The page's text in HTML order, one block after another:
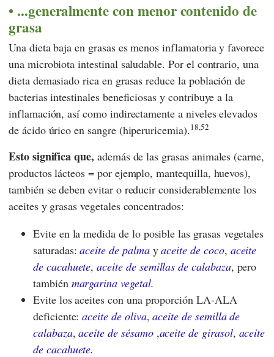
...generalmente con menor contenido de
grasa
Una dieta baja en grasas es menos inflamatoria y favorece
una microbiota intestinal saludable. Por el contrario, una
dieta demasiado rica en grasas reduce la población de
bacterias intestinales beneficiosas y contribuye a la
inflamación, así como indirectamente a niveles elevados
de ácido úrico en sangre (hiperuricemia).18,52
Esto significa que, además de las grasas animales (carne,
productos lácteos = por ejemplo, mantequilla, huevos),
también se deben evitar o reducir considerablemente los
aceites y grasas vegetales concentrados:
Evite en la medida de lo posible las grasas vegetales
saturadas:aceite de palmayaceite de coco, aceite
de cacahuete,aceite de semillas de calabaza, pero
también margarina vegetal.
Evite los aceites con una proporción LA-ALA
deficiente:aceite de oliva,aceite de semilla de
calabaza,aceite de sésamo,aceite de girasol, aceite
de cacahuete.